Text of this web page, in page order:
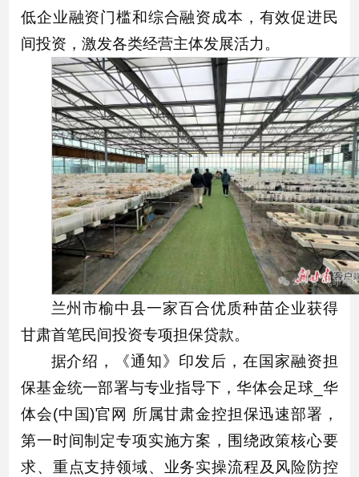
低企业融资门槛和综合融资成本，有效促进民
间投资，激发各类经营主体发展活力。
兰州市榆中县一家百合优质种苗企业获得
甘肃首笔民间投资专项担保贷款。
据介绍，《通知》印发后，在国家融资担
保基金统一部署与专业指导下，华体会足球_华
体会(中国)官网 所属甘肃金控担保迅速部署，
第一时间制定专项实施方案，围绕政策核心要
求、重点支持领域、业务实操流程及风险防控